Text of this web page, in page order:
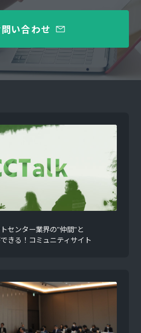
い合わせ
センター業界の"仲間"と
きる！コミュニティサイト